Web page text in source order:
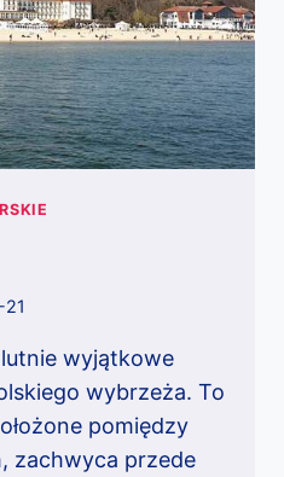
wyjątkowe
wybrzeża. To
pomiędzy
zachwyca przede